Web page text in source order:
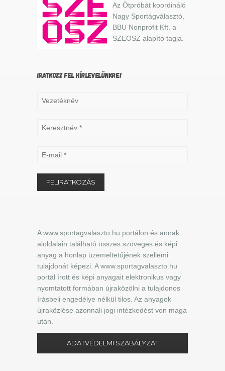
Az Ötpróbát koordináló
Nagy Sportágválasztó,
BBU Nonprofit Kft. a
SZEOSZ alapító tagja.
IRATKOZZ FEL HÍRLEVELÜNKRE!
A www.sportagvalaszto.hu portálon és annak
aloldalain található összes szöveges és képi
anyag a honlap üzemeltetőjének szellemi
tulajdonát képezi. A www.sportagvalaszto.hu
portál írott és képi anyagait elektronikus vagy
nyomtatott formában újraközölni a tulajdonos
írásbeli engedélye nélkül tilos. Az anyagok
újraközlése azonnali jogi intézkedést von maga
után.
ADATVÉDELMI SZABÁLYZAT